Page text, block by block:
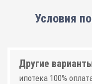
Условия
Другие
ипотека 100%